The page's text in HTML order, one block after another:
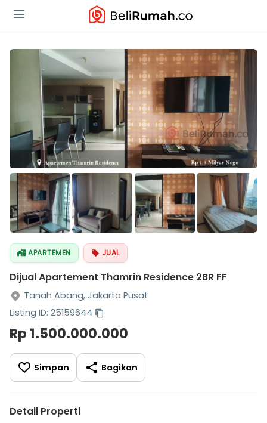
APARTEMEN JUAL
Dijual Apartement Thamrin Residence 2BR FF
Tanah Abang, Jakarta Pusat
Listing ID: 25159644
Rp 1.500.000.000
Simpan Bagikan
Detail Properti